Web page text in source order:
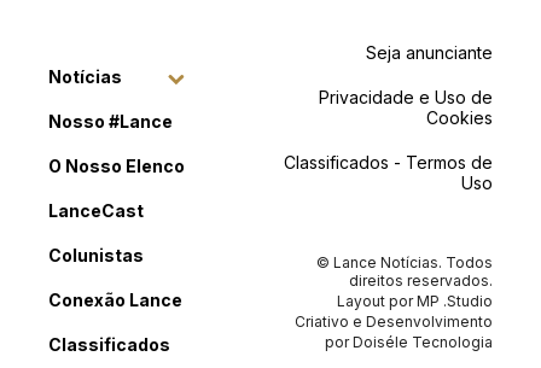
Notícias
Nosso #Lance
O Nosso Elenco
LanceCast
Colunistas
Conexão Lance
Classificados
Seja anunciante
Privacidade e Uso de
Cookies
Classificados - Termos de
Uso
© Lance Notícias. Todos
direitos reservados.
Layout porMP .Studio
Criativo e Desenvolvimento
porDoiséle Tecnologia